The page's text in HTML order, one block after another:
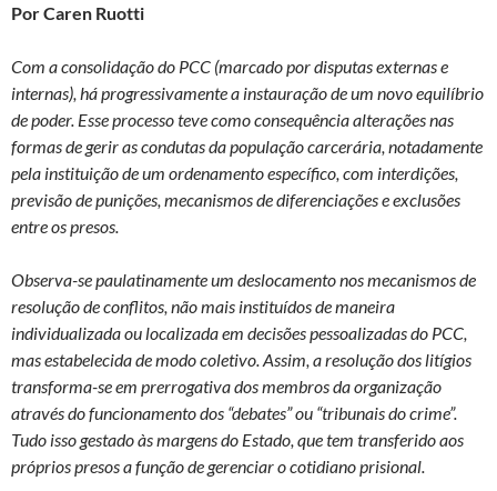
to
d
o
n
e
b
o
o
k
at
s
A
p
p
Por Caren Ruotti
Com a consolidação do PCC (marcado por disputas externas e
internas), há progressivamente a instauração de um novo equilíbrio
de poder. Esse processo teve como consequência alterações nas
formas de gerir as condutas da população carcerária, notadamente
pela instituição de um ordenamento específico, com interdições,
previsão de punições, mecanismos de diferenciações e exclusões
entre os presos.
Observa-se paulatinamente um deslocamento nos mecanismos de
resolução de conflitos, não mais instituídos de maneira
individualizada ou localizada em decisões pessoalizadas do PCC,
mas estabelecida de modo coletivo. Assim, a resolução dos litígios
transforma-se em prerrogativa dos membros da organização
através do funcionamento dos “debates” ou “tribunais do crime”.
Tudo isso gestado às margens do Estado, que tem transferido aos
próprios presos a função de gerenciar o cotidiano prisional.